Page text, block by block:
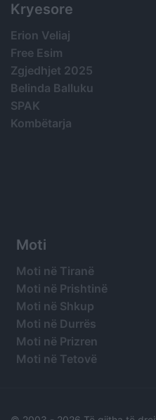
Kryesore
Erion Veliaj
Free Esim
Zgjedhjet 2025
Belinda Balluku
SPAK
Kombëtarja
Moti
Moti në Tiranë
Moti në Prishtinë
Moti në Shkup
Moti në Durrës
Moti në Prizren
Moti në Tetovë